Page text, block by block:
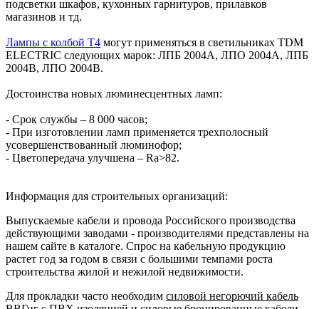
подсветки шкафов, кухонных гарнитуров, прилавков
магазинов и тд.
Лампы с колбой Т4 могут применяться в светильниках TDM
ELECTRIC следующих марок: ЛПБ 2004А, ЛПО 2004А, ЛПБ
2004В, ЛПО 2004В.
Достоинства новых люминесцентных ламп:
- Срок службы – 8 000 часов;
- При изготовлении ламп применяется трехполосный
усовершенствованный люминофор;
- Цветопередача улучшена – Ra>82.
Информация для строительных организаций:
Выпускаемые кабели и провода Российского производства
действующими заводами - производителями представлены на
нашем сайте в каталоге. Спрос на кабельную продукцию
растет год за годом в связи с большими темпами роста
строительства жилой и нежилой недвижимости.
Для прокладки часто необходим силовой негорючий кабель